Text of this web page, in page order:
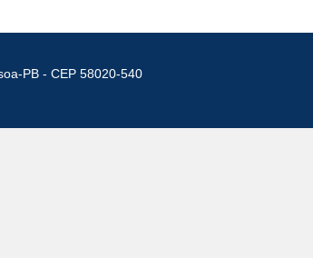
PB - CEP 58020-540